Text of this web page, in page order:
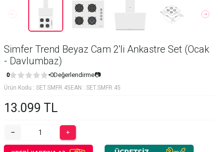
Simfer Trend Beyaz Cam 2'li Ankastre Set (Ocak
- Davlumbaz)
0 0Değerlendirme📷
Ürün Kodu : SET.SMFR.45 EAN : SET.SMFR.45
13.099 TL